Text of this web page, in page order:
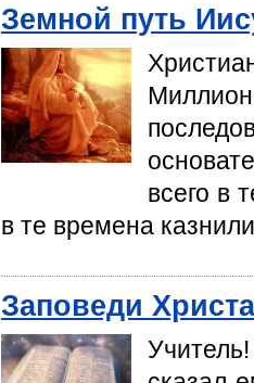
Земной путь
всего в
в те времена
Заповеди Христа